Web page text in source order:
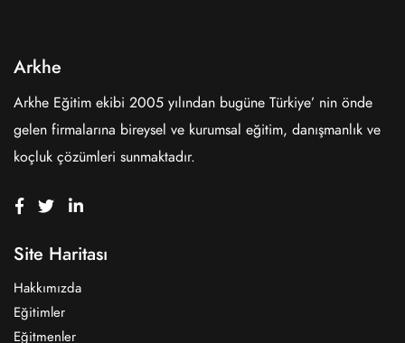
Arkhe
Arkhe Eğitim ekibi 2005 yılından bugüne Türkiye’ nin önde
gelen firmalarına bireysel ve kurumsal eğitim, danışmanlık ve
koçluk çözümleri sunmaktadır.
Site Haritası
Hakkımızda
Eğitimler
Eğitmenler